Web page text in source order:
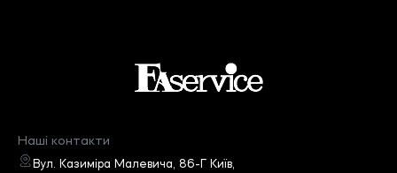
Наші контакти
Вул. Казиміра Малевича, 86-Г Київ,